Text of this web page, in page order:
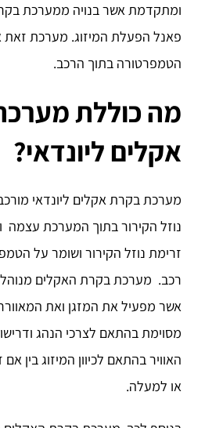
ומתקדמת אשר בנויה ממערכת
פאנל הפעלת המיזוג. מערכת
הטמפרטורה בתוך הרכב.
מה כוללת
אקלים ליונדאי?
מערכת בקרת אקלים ליונדאי
נוזל הקירור בתוך המערכת
זרימת נוזל הקירור ושומר על
רכב. מערכת בקרת האקלים
אשר מפעיל את המזגן ואת
מסוימת בהתאם לצרכי הנהג
האוויר בהתאם לכיוון המיזוג בין
או למעלה.